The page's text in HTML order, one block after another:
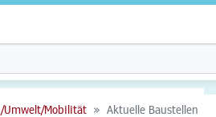
Umwelt/Mobilität Aktuelle Baustellen